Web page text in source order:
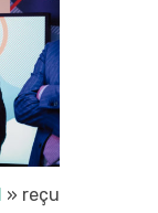
» reçu